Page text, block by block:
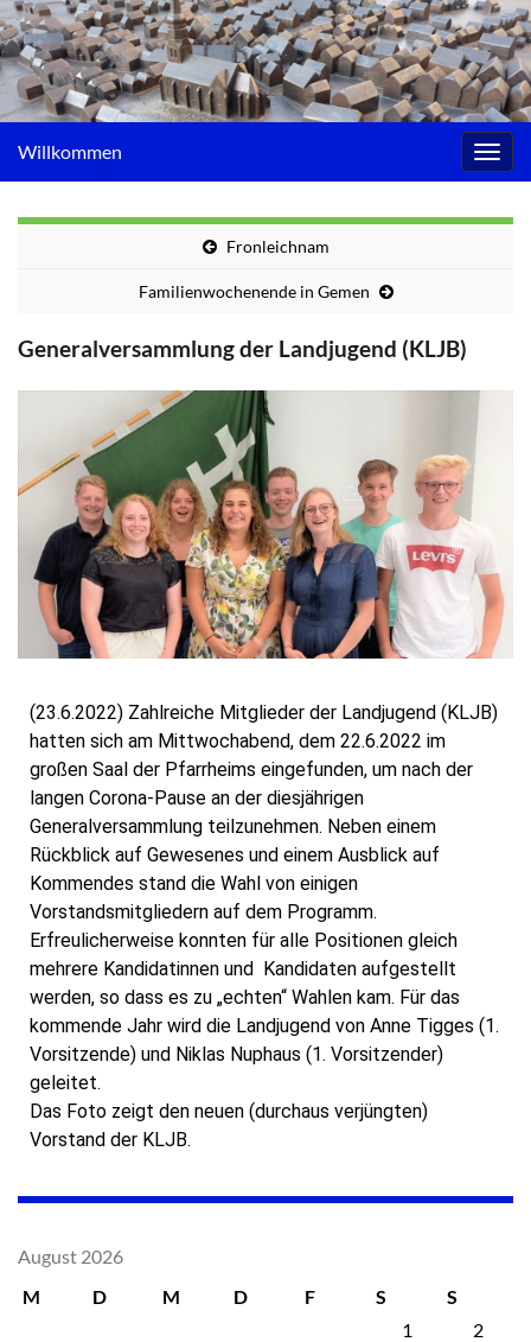
Willkommen
Fronleichnam
Familienwochenende in Gemen
Generalversammlung der Landjugend (KLJB)
(23.6.2022) Zahlreiche Mitglieder der Landjugend (KLJB)
hatten sich am Mittwochabend, dem 22.6.2022 im
großen Saal der Pfarrheims eingefunden, um nach der
langen Corona-Pause an der diesjährigen
Generalversammlung teilzunehmen. Neben einem
Rückblick auf Gewesenes und einem Ausblick auf
Kommendes stand die Wahl von einigen
Vorstandsmitgliedern auf dem Programm.
Erfreulicherweise konnten für alle Positionen gleich
mehrere Kandidatinnen und Kandidaten aufgestellt
werden, so dass es zu „echten“ Wahlen kam. Für das
kommende Jahr wird die Landjugend von Anne Tigges (1.
Vorsitzende) und Niklas Nuphaus (1. Vorsitzender)
geleitet.
Das Foto zeigt den neuen (durchaus verjüngten)
Vorstand der KLJB.
August 2026
M
D M D F S
S
1
2